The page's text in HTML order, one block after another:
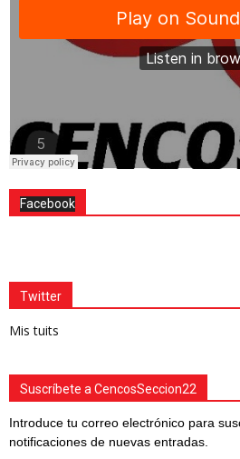
Facebook
Twitter
Mis tuits
Suscríbete a CencosSeccion22
Introduce tu correo electrónico para
notificaciones de nuevas entradas.